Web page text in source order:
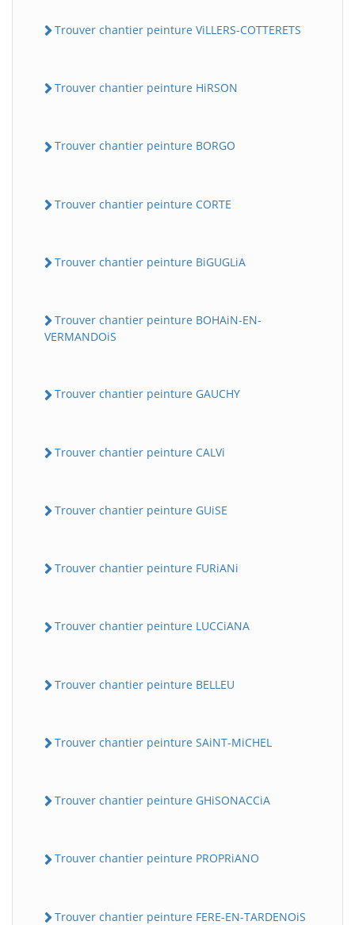
Trouver chantier peinture ViLLERS-COTTERETS
Trouver chantier peinture HiRSON
Trouver chantier peinture BORGO
Trouver chantier peinture CORTE
Trouver chantier peinture BiGUGLiA
Trouver chantier peinture BOHAiN-EN-
VERMANDOiS
Trouver chantier peinture GAUCHY
Trouver chantier peinture CALVi
Trouver chantier peinture GUiSE
Trouver chantier peinture FURiANi
Trouver chantier peinture LUCCiANA
Trouver chantier peinture BELLEU
Trouver chantier peinture SAiNT-MiCHEL
Trouver chantier peinture GHiSONACCiA
Trouver chantier peinture PROPRiANO
Trouver chantier peinture FERE-EN-TARDENOiS